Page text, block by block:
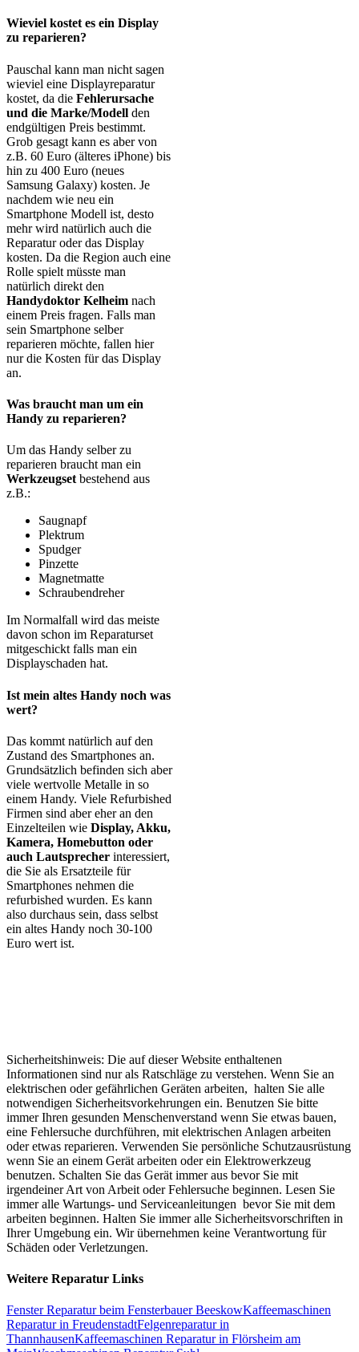
Wieviel kostet es ein Display
zu reparieren?
Pauschal kann man nicht sagen
wieviel eine Displayreparatur
kostet, da die Fehlerursache
und die Marke/Modell den
endgültigen Preis bestimmt.
Grob gesagt kann es aber von
z.B. 60 Euro (älteres iPhone) bis
hin zu 400 Euro (neues
Samsung Galaxy) kosten. Je
nachdem wie neu ein
Smartphone Modell ist, desto
mehr wird natürlich auch die
Reparatur oder das Display
kosten. Da die Region auch eine
Rolle spielt müsste man
natürlich direkt den
Handydoktor Kelheim nach
einem Preis fragen. Falls man
sein Smartphone selber
reparieren möchte, fallen hier
nur die Kosten für das Display
an.
Was braucht man um ein
Handy zu reparieren?
Um das Handy selber zu
reparieren braucht man ein
Werkzeugset bestehend aus
z.B.:
Saugnapf
Plektrum
Spudger
Pinzette
Magnetmatte
Schraubendreher
Im Normalfall wird das meiste
davon schon im Reparaturset
mitgeschickt falls man ein
Displayschaden hat.
Ist mein altes Handy noch was
wert?
Das kommt natürlich auf den
Zustand des Smartphones an.
Grundsätzlich befinden sich aber
viele wertvolle Metalle in so
einem Handy. Viele Refurbished
Firmen sind aber eher an den
Einzelteilen wie Display, Akku,
Kamera, Homebutton oder
auch Lautsprecher interessiert,
die Sie als Ersatzteile für
Smartphones nehmen die
refurbished wurden. Es kann
also durchaus sein, dass selbst
ein altes Handy noch 30-100
Euro wert ist.
Sicherheitshinweis: Die auf dieser Website enthaltenen
Informationen sind nur als Ratschläge zu verstehen. Wenn Sie an
elektrischen oder gefährlichen Geräten arbeiten, halten Sie alle
notwendigen Sicherheitsvorkehrungen ein. Benutzen Sie bitte
immer Ihren gesunden Menschenverstand wenn Sie etwas bauen,
eine Fehlersuche durchführen, mit elektrischen Anlagen arbeiten
oder etwas reparieren. Verwenden Sie persönliche Schutzausrüstung
wenn Sie an einem Gerät arbeiten oder ein Elektrowerkzeug
benutzen. Schalten Sie das Gerät immer aus bevor Sie mit
irgendeiner Art von Arbeit oder Fehlersuche beginnen. Lesen Sie
immer alle Wartungs- und Serviceanleitungen bevor Sie mit dem
arbeiten beginnen. Halten Sie immer alle Sicherheitsvorschriften in
Ihrer Umgebung ein. Wir übernehmen keine Verantwortung für
Schäden oder Verletzungen.
Weitere Reparatur Links
Fenster Reparatur beim Fensterbauer BeeskowKaffeemaschinen
Reparatur in FreudenstadtFelgenreparatur in
ThannhausenKaffeemaschinen Reparatur in Flörsheim am